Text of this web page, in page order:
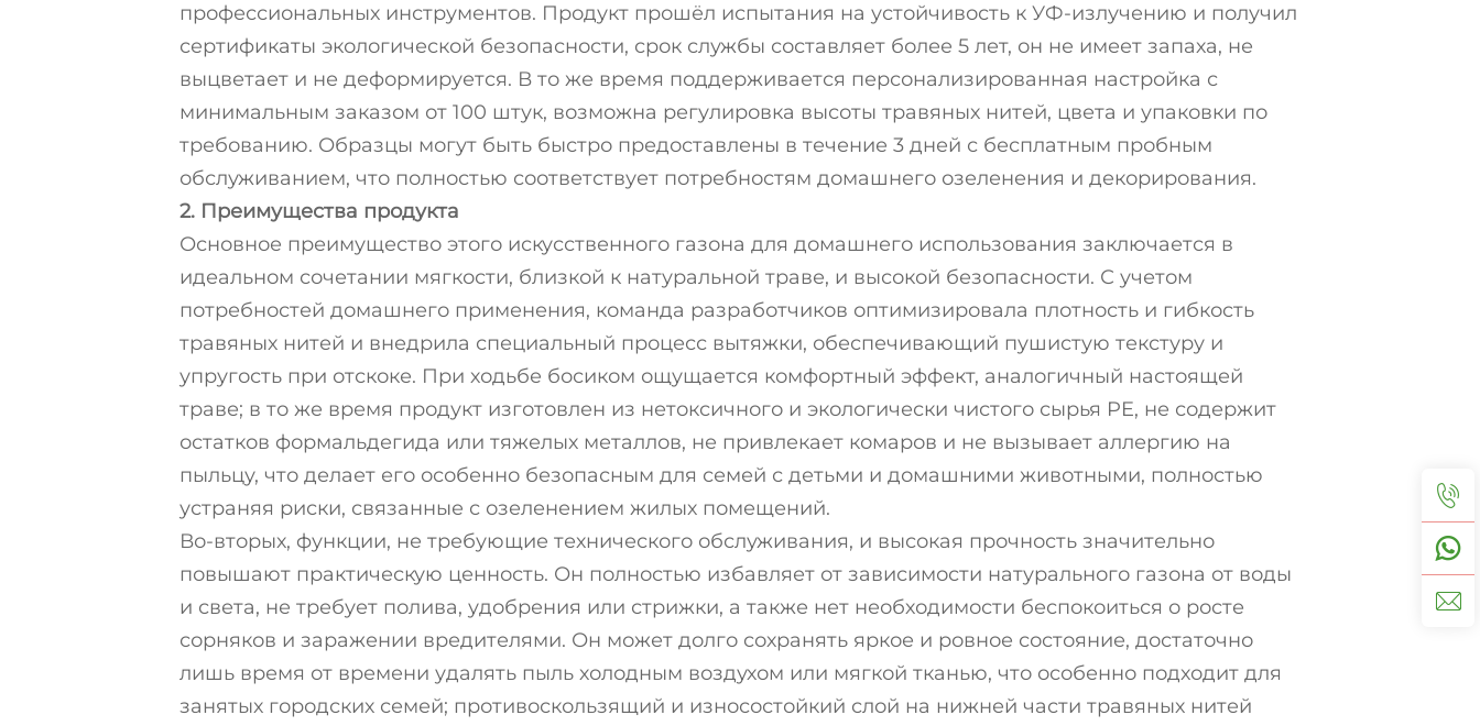
профессиональных инструментов. Продукт прошёл испытания на устойчивость к УФ-излучению и получил
сертификаты экологической безопасности, срок службы составляет более 5 лет, он не имеет запаха, не
выцветает и не деформируется. В то же время поддерживается персонализированная настройка с
минимальным заказом от 100 штук, возможна регулировка высоты травяных нитей, цвета и упаковки по
требованию. Образцы могут быть быстро предоставлены в течение 3 дней с бесплатным пробным
обслуживанием, что полностью соответствует потребностям домашнего озеленения и декорирования.
2. Преимущества продукта
Основное преимущество этого искусственного газона для домашнего использования заключается в
идеальном сочетании мягкости, близкой к натуральной траве, и высокой безопасности. С учетом
потребностей домашнего применения, команда разработчиков оптимизировала плотность и гибкость
травяных нитей и внедрила специальный процесс вытяжки, обеспечивающий пушистую текстуру и
упругость при отскоке. При ходьбе босиком ощущается комфортный эффект, аналогичный настоящей
траве; в то же время продукт изготовлен из нетоксичного и экологически чистого сырья PE, не содержит
остатков формальдегида или тяжелых металлов, не привлекает комаров и не вызывает аллергию на
пыльцу, что делает его особенно безопасным для семей с детьми и домашними животными, полностью
устраняя риски, связанные с озеленением жилых помещений.
Во-вторых, функции, не требующие технического обслуживания, и высокая прочность значительно
повышают практическую ценность. Он полностью избавляет от зависимости натурального газона от воды
и света, не требует полива, удобрения или стрижки, а также нет необходимости беспокоиться о росте
сорняков и заражении вредителями. Он может долго сохранять яркое и ровное состояние, достаточно
лишь время от времени удалять пыль холодным воздухом или мягкой тканью, что особенно подходит для
занятых городских семей; противоскользящий и износостойкий слой на нижней части травяных нитей